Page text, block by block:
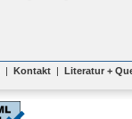
| Kontakt | Literatur +